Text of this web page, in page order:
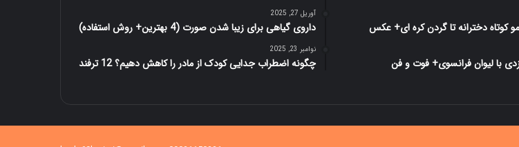
با لیوان فرانسوی+ فوت و فن
آوریل 27, 2025
داروی گیاهی برای زیبا شدن صورت (4 بهترین+ روش استفاده)
نوامبر 23, 2025
چگونه اضطراب جدایی کودک از مادر را کاهش دهیم؟ 12 ترفند